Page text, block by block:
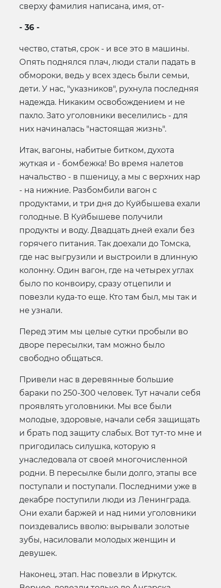
сверху фамилия написана, имя, от-
- 36 -
чество, статья, срок - и все это в машины.
Опять поднялся плач, люди стали падать в
обмороки, ведь у всех здесь были семьи,
дети. У нас, "указников", рухнула последняя
надежда. Никаким освобождением и не
пахло. Зато уголовники веселились - для
них начиналась "настоящая жизнь".
Итак, вагоны, набитые битком, духота
жуткая и - бомбежка! Во время налетов
начальство - в пшеницу, а мы с верхних нар
- на нижние. Разбомбили вагон с
продуктами, и три дня до Куйбышева ехали
голодные. В Куйбышеве получили
продукты и воду. Двадцать дней ехали без
горячего питания. Так доехали до Томска,
где нас выгрузили и выстроили в длинную
колонну. Один вагон, где на четырех углах
было по конвоиру, сразу отцепили и
повезли куда-то еще. Кто там был, мы так и
не узнали.
Перед этим мы целые сутки пробыли во
дворе пересылки, там можно было
свободно общаться.
Привели нас в деревянные большие
бараки по 250-300 человек. Тут начали себя
проявлять уголовники. Мы все были
молодые, здоровые, начали себя защищать
и брать под защиту слабых. Вот тут-то мне и
пригодилась силушка, которую я
унаследовала от своей многочисленной
родни. В пересылке были долго, этапы все
поступали и поступали. Последними уже в
декабре поступили люди из Ленинграда.
Они ехали баржей и над ними уголовники
поиздевались вволю: вырывали золотые
зубы, насиловали молодых женщин и
девушек.
Наконец, этап. Нас повезли в Иркутск.